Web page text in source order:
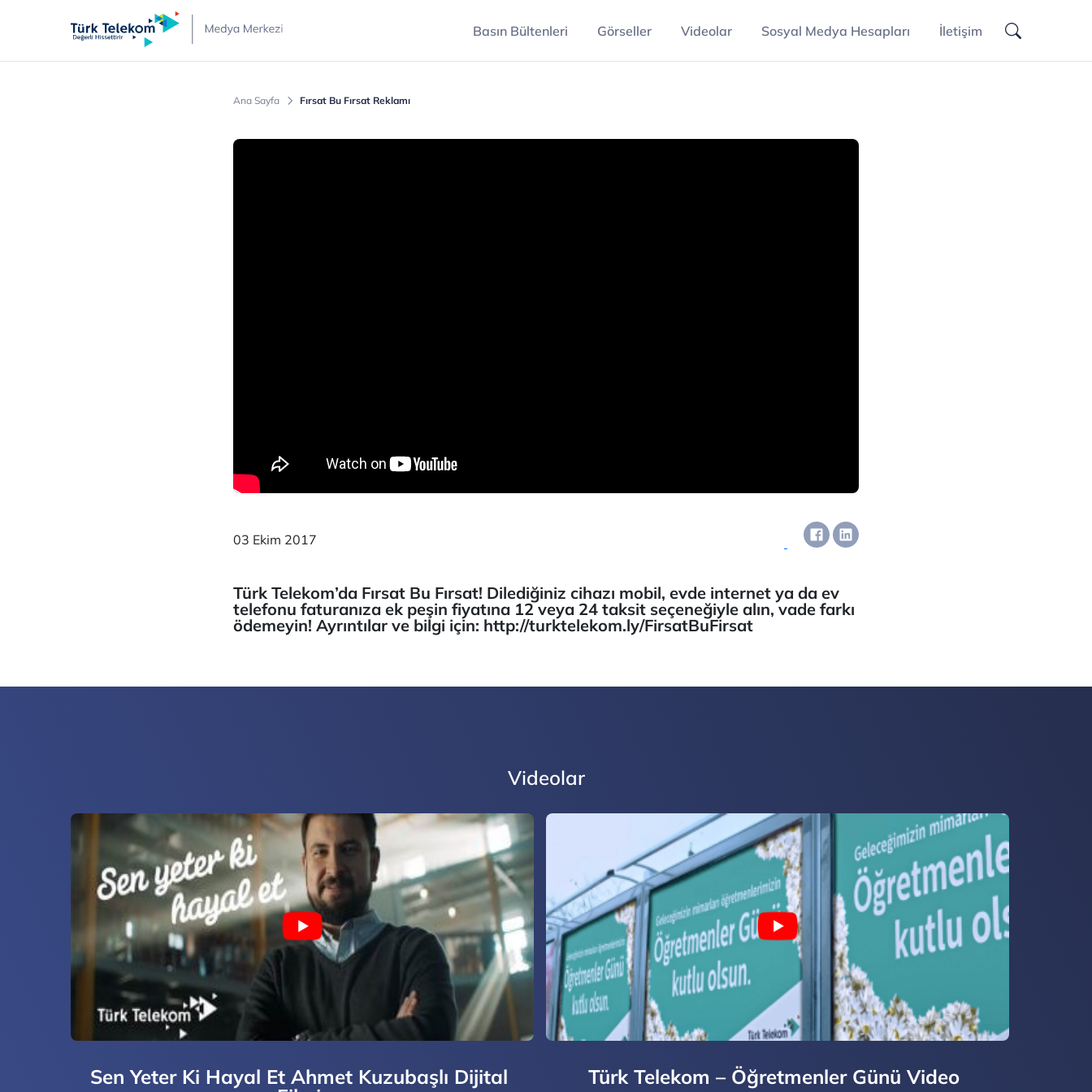
Basın Bültenleri Görseller Videolar Sosyal Medya Hesapları İletişim
Ana Sayfa Fırsat Bu Fırsat Reklamı
03 Ekim 2017
Türk Telekom’da Fırsat Bu Fırsat! Dilediğiniz cihazı mobil, evde internet ya da ev
telefonu faturanıza ek peşin fiyatına 12 veya 24 taksit seçeneğiyle alın, vade farkı
ödemeyin! Ayrıntılar ve bilgi için: http://turktelekom.ly/FirsatBuFirsat
Videolar
Sen Yeter Ki Hayal Et Ahmet Kuzubaşlı Dijital
Türk Telekom – Öğretmenler Günü Video